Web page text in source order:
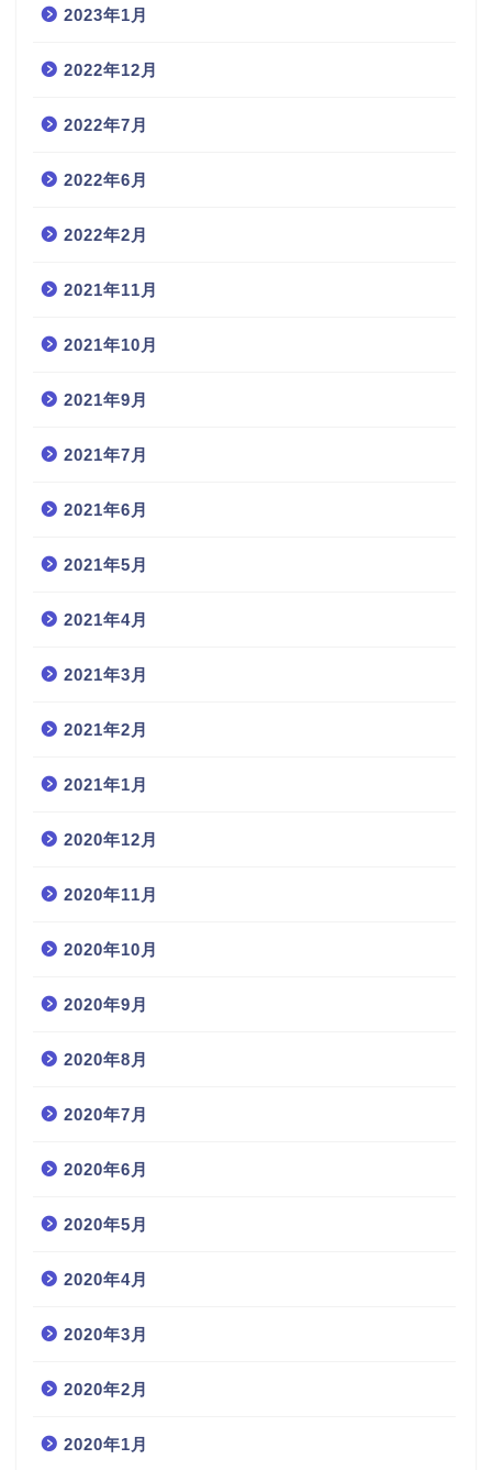
2023年1月
2022年12月
2022年7月
2022年6月
2022年2月
2021年11月
2021年10月
2021年9月
2021年7月
2021年6月
2021年5月
2021年4月
2021年3月
2021年2月
2021年1月
2020年12月
2020年11月
2020年10月
2020年9月
2020年8月
2020年7月
2020年6月
2020年5月
2020年4月
2020年3月
2020年2月
2020年1月